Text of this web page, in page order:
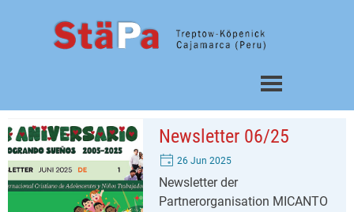
Menü überspringen
Newsletter 06/25
26 Jun 2025
Newsletter der
Partnerorganisation MICANTO